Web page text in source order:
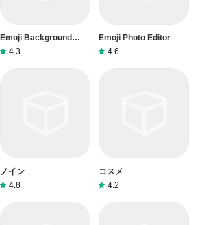
Emoji Background
Photo Editor
4.3
Emoji Photo Editor
4.6
ノイン
4.8
コスメ
4.2